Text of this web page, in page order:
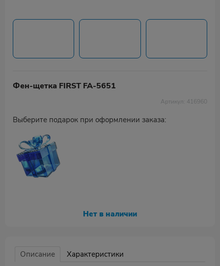
Фен-щетка FIRST FA-5651
Артикул: 416960
Выберите подарок при оформлении заказа:
Нет в наличии
Описание
Характеристики